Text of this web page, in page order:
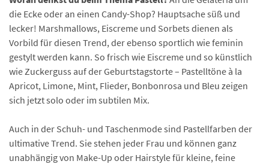
die Ecke oder an einen Candy-Shop? Hauptsache süß und
lecker! Marshmallows, Eiscreme und Sorbets dienen als
Vorbild für diesen Trend, der ebenso sportlich wie feminin
gestylt werden kann. So frisch wie Eiscreme und so künstlich
wie Zuckerguss auf der Geburtstagstorte – Pastelltöne à la
Apricot, Limone, Mint, Flieder, Bonbonrosa und Bleu zeigen
sich jetzt solo oder im subtilen Mix.
Auch in der Schuh- und Taschenmode sind Pastellfarben der
ultimative Trend. Sie stehen jeder Frau und können ganz
unabhängig von Make-Up oder Hairstyle für kleine, feine